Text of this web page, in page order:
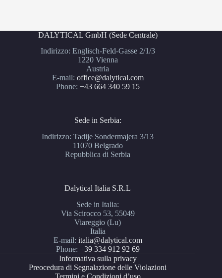
DALYTICAL GmbH (Sede Centrale)
Indirizzo: Englisch-Feld-Gasse 2/1/3
1220 Vienna
Austria
E-mail: office@dalytical.com
Phone: +43 664 340 59 15
Sede in Serbia:
Indirizzo: Tadije Sondermajera 3/13
11070 Belgrado
Repubblica di Serbia
Dalytical Italia S.R.L
Sede in Italia:
Via Scirocco 53, 55049
Viareggio (Lu)
Italia
E-mail: italia@dalytical.com
Phone: +39 334 912 92 69
Informativa sulla privacy
Preocedura di Segnalazione delle Violazioni
Termini e Condizioni d’uso